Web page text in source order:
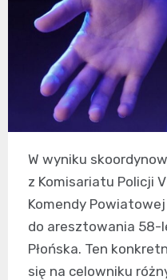
W wyniku
z Komisariatu Policji
Komendy Powiatowej
do aresztowania
Płońska. Ten
się na celowniku